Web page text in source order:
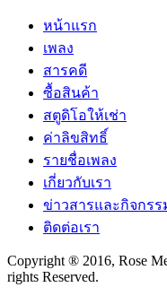
หน้าแรก
เพลง
สารคดี
ซื้อสินค้า
สตูดิโอให้เช่า
ค่าลิขสิทธิ์
รายชื่อเพลง
เกี่ยวกับเรา
ข่าวสารและกิจกรร
ติดต่อเรา
Copyright ® 2016, Rose
rights Reserved.